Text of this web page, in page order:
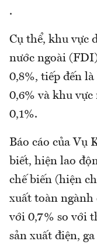
.
Cụ thể, khu vực
nước ngoài
0,8%, tiếp đến
0,6% và khu
0,1%.
Báo cáo của Vụ
biết, hiện lao
chế biến (hiện
xuất toàn ngành
với 0,7% so với
sản xuất điện,